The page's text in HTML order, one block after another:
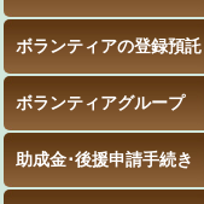
ボランティアの登録預託
ボランティアグループ
助成金･後援申請手続き